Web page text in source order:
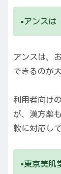
▪️アンスは
アンスは、
できるのが
利用者向け
が、漢方薬
軟に対応し
▪️東京美肌